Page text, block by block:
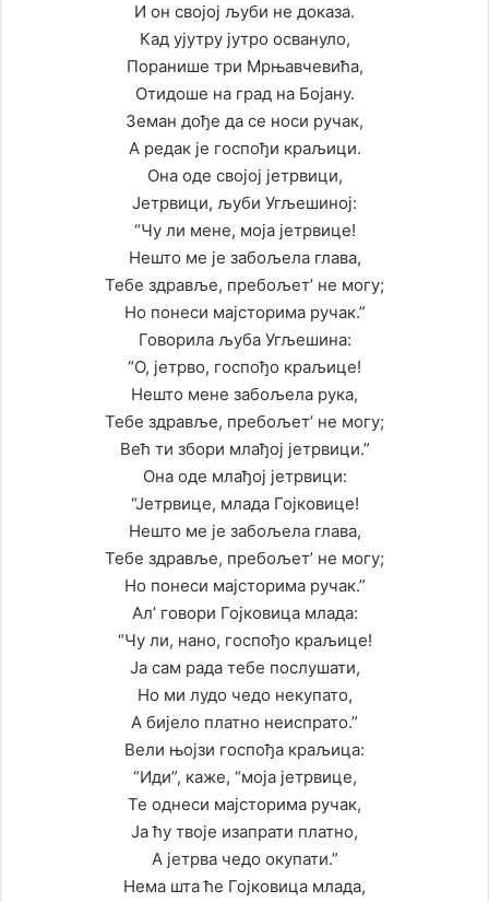
И он својој љуби не доказа.
Кад ујутру јутро освануло,
Поранише три Мрњавчевића,
Отидоше на град на Бојану.
Земан дође да се носи ручак,
А редак је госпођи краљици.
Она оде својој јетрвици,
Јетрвици, љуби Угљешиној:
“Чу ли мене, моја јетрвице!
Нешто ме је забољела глава,
Тебе здравље, пребољет’ не могу;
Но понеси мајсторима ручак.”
Говорила љуба Угљешина:
“О, јетрво, госпођо краљице!
Нешто мене забољела рука,
Тебе здравље, пребољет’ не могу;
Већ ти збори млађој јетрвици.”
Она оде млађој јетрвици:
“Јетрвице, млада Гојковице!
Нешто ме је забољела глава,
Тебе здравље, пребољет’ не могу;
Но понеси мајсторима ручак.”
Ал’ говори Гојковица млада:
“Чу ли, нано, госпођо краљице!
Ја сам рада тебе послушати,
Но ми лудо чедо некупато,
А бијело платно неиспрато.”
Вели њојзи госпођа краљица:
“Иди”, каже, “моја јетрвице,
Те однеси мајсторима ручак,
Ја ћу твоје изапрати платно,
А јетрва чедо окупати.”
Нема шта ће Гојковица млада,